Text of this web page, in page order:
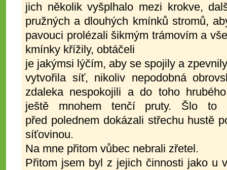
jich několik vyšplhalo mezi krokve,
pružných a dlouhých kmínků stromů,
pavouci prolézali šikmým trámovím a
kmínky křížily, obtáčeli
je jakýmsi lýčím, aby se spojily a
vytvořila síť, nikoliv nepodobná
zdaleka nespokojili a do toho
ještě mnohem tenčí pruty. Šlo to
před polednem dokázali střechu hustě
síťovinou.
Na mne přitom vůbec nebrali zřetel.
Přitom jsem byl z jejich činnosti jako u